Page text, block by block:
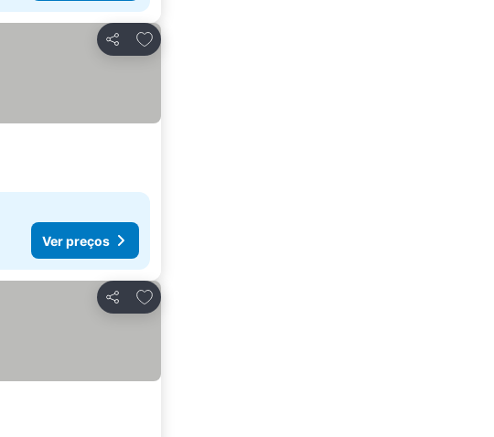
Partilhar
Adicionar aos favoritos
Ver preços
Partilhar
Adicionar aos favoritos